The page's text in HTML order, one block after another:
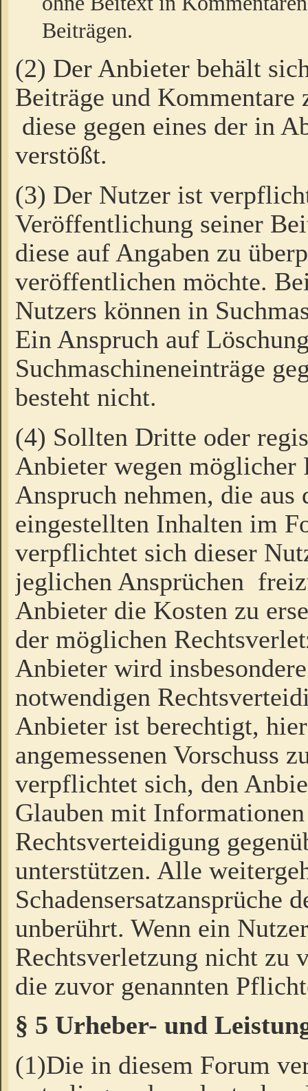
Beiträgen.
(2) Der Anbieter behält
Beiträge und Kommentare
diese gegen eines der in
verstößt.
(3) Der Nutzer ist
Veröffentlichung seiner
diese auf Angaben zu
veröffentlichen möchte.
Nutzers können in
Ein Anspruch auf
Suchmaschineneinträge
besteht nicht.
(4) Sollten Dritte oder
Anbieter wegen möglicher
Anspruch nehmen, die
eingestellten Inhalten im
verpflichtet sich dieser
jeglichen Ansprüchen
Anbieter die Kosten zu
der möglichen
Anbieter wird
notwendigen
Anbieter ist berechtigt,
angemessenen Vorschuss
verpflichtet sich, den
Glauben mit
Rechtsverteidigung
unterstützen. Alle
Schadensersatzansprüche
unberührt. Wenn ein
Rechtsverletzung nicht zu
die zuvor genannten
§ 5 Urheber- und
(1)Die in diesem Forum